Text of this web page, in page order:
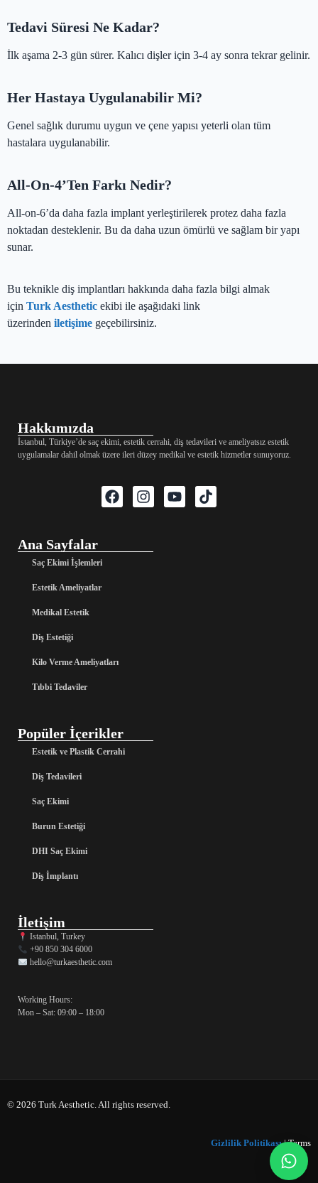
Tedavi Süresi Ne Kadar?
İlk aşama 2-3 gün sürer. Kalıcı dişler için 3-4 ay sonra tekrar gelinir.
Her Hastaya Uygulanabilir Mi?
Genel sağlık durumu uygun ve çene yapısı yeterli olan tüm
hastalara uygulanabilir.
All-On-4’ten Farkı Nedir?
All-on-6’da daha fazla implant yerleştirilerek protez daha fazla
noktadan desteklenir. Bu da daha uzun ömürlü ve sağlam bir yapı
sunar.
Bu teknikle diş implantları hakkında daha fazla bilgi almak
için Turk Aesthetic ekibi ile aşağıdaki link
üzerinden iletişime geçebilirsiniz.
Hakkımızda
İstanbul, Türkiye’de saç ekimi, estetik cerrahi, diş tedavileri ve ameliyatsız estetik
uygulamalar dahil olmak üzere ileri düzey medikal ve estetik hizmetler sunuyoruz.
Ana Sayfalar
Saç Ekimi İşlemleri
Estetik Ameliyatlar
Medikal Estetik
Diş Estetiği
Kilo Verme Ameliyatları
Tıbbi Tedaviler
Popüler İçerikler
Estetik ve Plastik Cerrahi
Diş Tedavileri
Saç Ekimi
Burun Estetiği
DHI Saç Ekimi
Diş İmplantı
İletişim
Istanbul, Turkey
+90 850 304 6000
hello@turkaesthetic.com
Working Hours:
Mon – Sat: 09:00 – 18:00
© 2026 Turk Aesthetic. All rights reserved.
Gizlilik Politikası| Terms